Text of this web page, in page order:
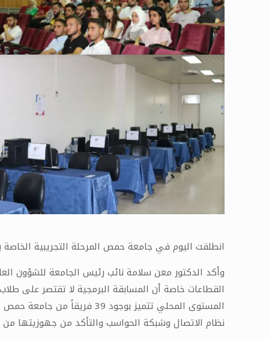
انطلقت اليوم في جامعة حمص المرحلة التجريبية الخاصة بالمسابقة البرمجية
وأكد الدكتور معن سلامة نائب رئيس الجامعة للشؤون
القطاعات خاصة أن المسابقة البرمجية لا تقتصر على
نظام الاتصال وشبكة الحواسب والتأكد من جهوزيتها من خلال التنافس لمدة 3 ساعات في حل عدد من المسائل البرمجية، وذلك